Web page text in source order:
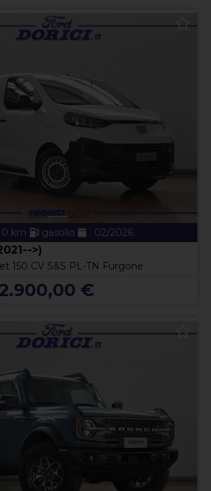
km gasolio 02/2026
>)
150 CV S&S PL-TN Furgone
€